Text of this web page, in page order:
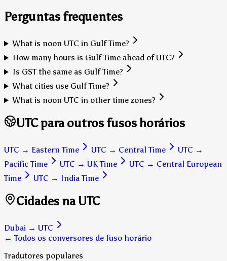
Perguntas frequentes
What is noon UTC in Gulf Time?
How many hours is Gulf Time ahead of UTC?
Is GST the same as Gulf Time?
What cities use Gulf Time?
What is noon UTC in other time zones?
UTC para outros fusos horários
UTC → Eastern Time UTC → Central Time UTC →
Pacific Time
UTC → UK Time UTC → Central European
Time
UTC → India Time
Cidades na UTC
Dubai → UTC
← Todos os conversores de fuso horário
Tradutores populares